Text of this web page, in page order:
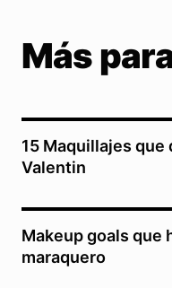
Más
15 Maquillajes que
Valentin
Makeup goals que
maraquero